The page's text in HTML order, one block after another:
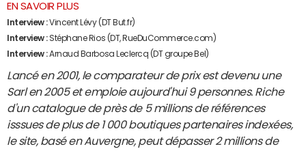
EN SAVOIR PLUS
Interview : Vincent Lévy (DT But.fr)
Interview : Stéphane Rios (DT, RueDuCommerce.com)
Interview : Arnaud Barbosa Leclercq (DT groupe Bel)
Lancé en 2001, le comparateur de prix est devenu une
Sarl en 2005 et emploie aujourd'hui 9 personnes. Riche
d'un catalogue de près de 5 millions de références
isssues de plus de 1 000 boutiques partenaires indexées,
le site, basé en Auvergne, peut dépasser 2 millions de